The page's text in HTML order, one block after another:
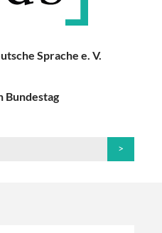
Sprache e. V.
Bundestag